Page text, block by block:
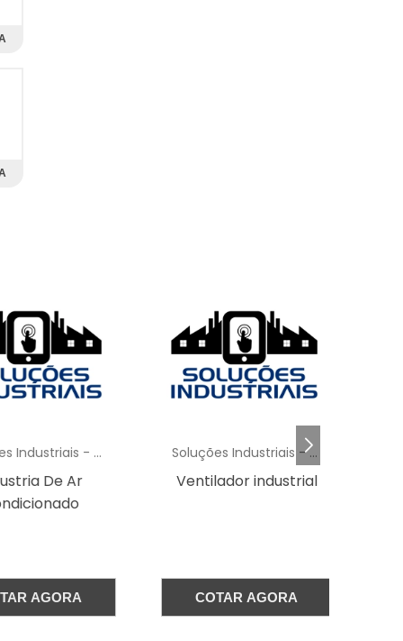
Soluções Industriais - AC
De Ar
AGORA
Soluções Industriais - AC
Ventilador industrial
COTAR AGORA